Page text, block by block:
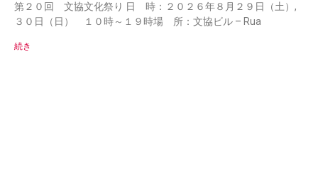
第２０回 文協文化祭り 日 時：２０２６年８月２９日（土）,
３０日（日） １０時～１９時場 所：文協ビル – Rua
続き